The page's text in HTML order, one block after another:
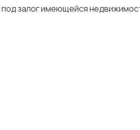
залог имеющейся